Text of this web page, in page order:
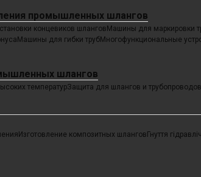
промышленных шлангов
концевиков шлангов Машины для маркировки
Машины для гибки трубМногофункциональные
шлангов
температурЗащита для шлангов и трубопроводов
Изготовление композитных шлангов Гнуття